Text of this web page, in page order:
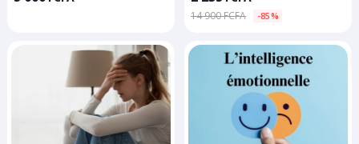
transformer votre vie
14 900 FCFA -85%